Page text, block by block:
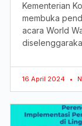
Kementerian
membuka
acara World
16 April 2024